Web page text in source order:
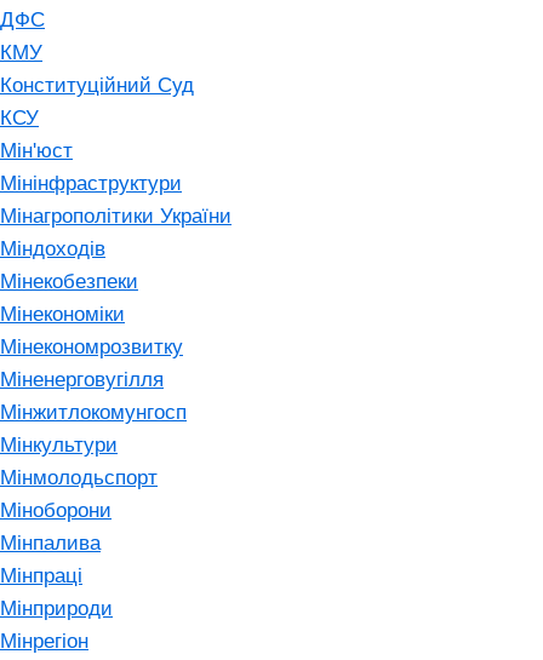
ДФС
КМУ
Конституційний Суд
КСУ
Мін'юст
Мінінфраструктури
Мінагрополітики України
Міндоходів
Мінекобезпеки
Мінекономіки
Мінекономрозвитку
Міненерговугілля
Мінжитлокомунгосп
Мінкультури
Мінмолодьспорт
Міноборони
Мінпалива
Мінпраці
Мінприроди
Мінрегіон